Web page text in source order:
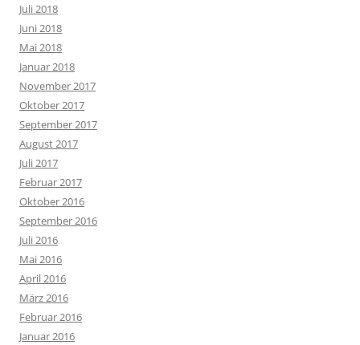
Juli 2018
Juni 2018
Mai 2018
Januar 2018
November 2017
Oktober 2017
September 2017
August 2017
Juli 2017
Februar 2017
Oktober 2016
September 2016
Juli 2016
Mai 2016
April 2016
März 2016
Februar 2016
Januar 2016